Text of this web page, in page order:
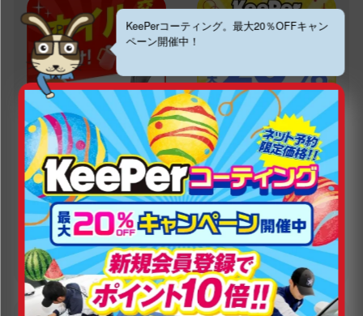
KeePerコーティング。最大20％OFFキャン
ペーン開催中！